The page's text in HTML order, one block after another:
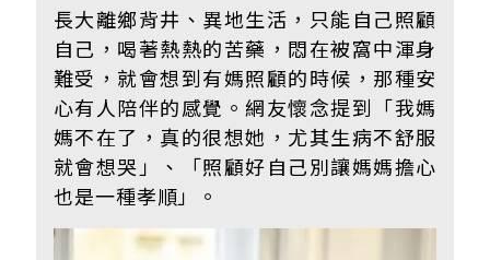
長大離鄉背井、異地生活，只能自己照顧
自己，喝著熱熱的苦藥，悶在被窩中渾身
難受，就會想到有媽照顧的時候，那種安
心有人陪伴的感覺。網友懷念提到「我媽
媽不在了，真的很想她，尤其生病不舒服
就會想哭」、「照顧好自己別讓媽媽擔心
也是一種孝順」。